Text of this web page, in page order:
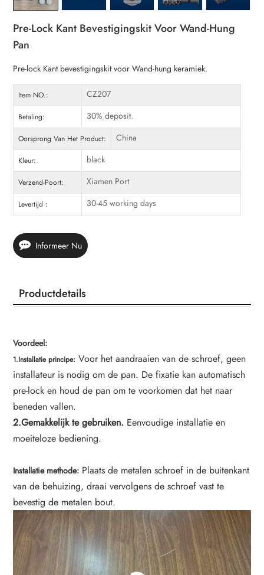
Pre-Lock Kant Bevestigingskit Voor Wand-Hung
Pan
Pre-lock Kant bevestigingskit voor Wand-hung keramiek.
Item NO.: CZ207
Betaling: 30% deposit.
Oorsprong Van Het Product: China
Kleur: black
Verzend-Poort: Xiamen Port
Levertijd： 30-45 working days
Informeer Nu
Productdetails
Voordeel:
1.Installatie principe: Voor het aandraaien van de schroef, geen
installateur is nodig om de pan. De fixatie kan automatisch
pre-lock en houd de pan om te voorkomen dat het naar
beneden vallen.
2.Gemakkelijk te gebruiken. Eenvoudige installatie en
moeiteloze bediening.
Installatie methode: Plaats de metalen schroef in de buitenkant
van de behuizing, draai vervolgens de schroef vast te
bevestig de metalen bout.